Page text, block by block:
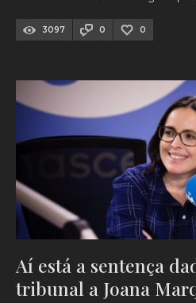
3097 0 0
Aí está a sentença
tribunal a Joana